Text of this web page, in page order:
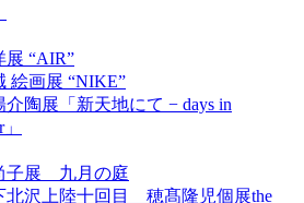
展 “AIR”
絵画展 “NIKE”
介陶展「新天地にて − days in
子展 九月の庭
北沢上陸十回目 穂髙隆児個展the